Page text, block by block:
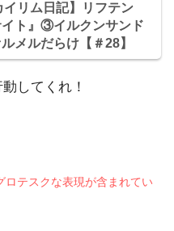
イリム日記】リフテン
イト』③イルクンサンド
メルだらけ【＃28】
してくれ！
テスクな表現が含まれてい